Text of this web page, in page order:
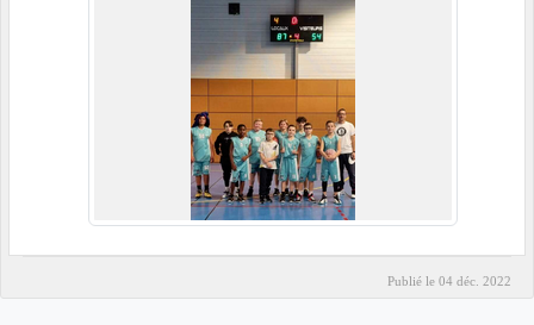
Publié le 04 déc. 2022